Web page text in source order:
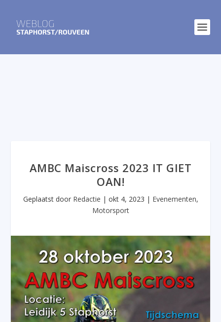
AMBC Maiscross 2023 IT GIET
OAN!
Geplaatst door Redactie | okt 4, 2023 | Evenementen,
Motorsport